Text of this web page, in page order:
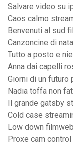
Salvare video su
Caos calmo
Benvenuti al sud
Canzoncine di
Tutto a posto e
Anna dai capelli
Giorni di un futuro
Nadia toffa non
Il grande gatsby
Cold case
Low down filmweb
Proxe cam control